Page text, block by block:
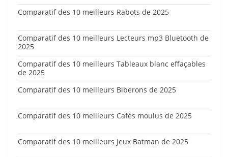
Comparatif des 10 meilleurs Rabots de 2025
Comparatif des 10 meilleurs Lecteurs mp3 Bluetooth de
2025
Comparatif des 10 meilleurs Tableaux blanc effaçables
de 2025
Comparatif des 10 meilleurs Biberons de 2025
Comparatif des 10 meilleurs Cafés moulus de 2025
Comparatif des 10 meilleurs Jeux Batman de 2025